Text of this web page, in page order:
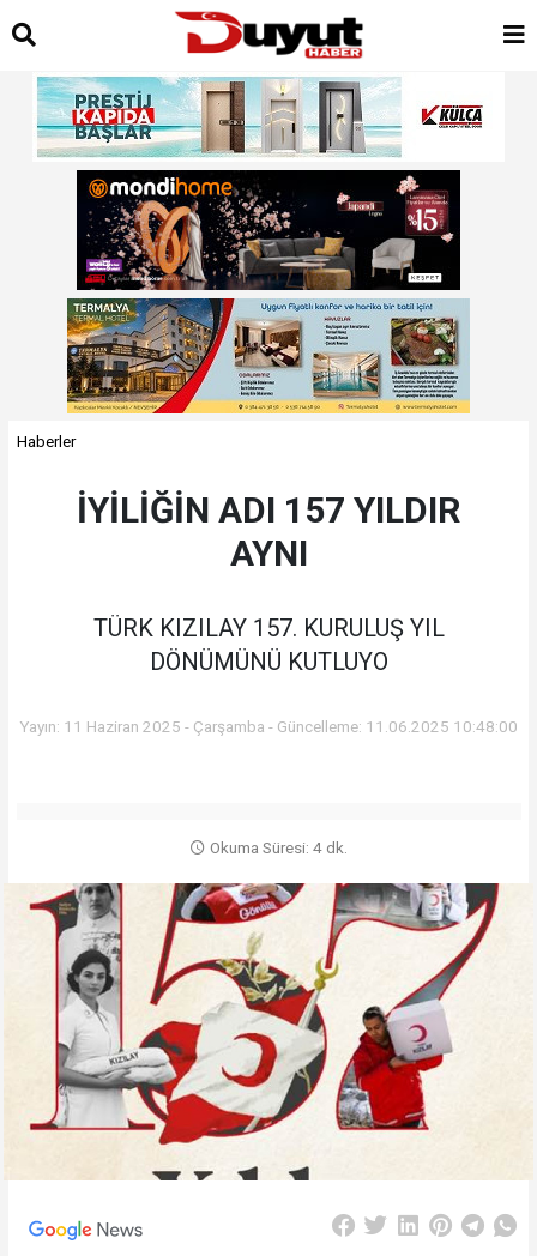
Haberler
İYİLİĞİN ADI 157 YILDIR
AYNI
TÜRK KIZILAY 157. KURULUŞ YIL
DÖNÜMÜNÜ KUTLUYO
Yayın: 11 Haziran 2025 - Çarşamba - Güncelleme: 11.06.2025 10:48:00
Okuma Süresi: 4 dk.